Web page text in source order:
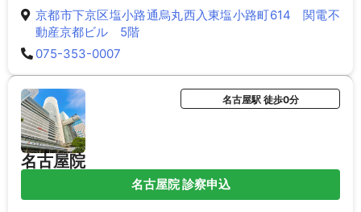
京都市下京区塩小路通烏丸西入東塩小路町614 関電不
動産京都ビル 5階
075-353-0007
名古屋院
名古屋駅 徒歩0分
名古屋院 診察申込